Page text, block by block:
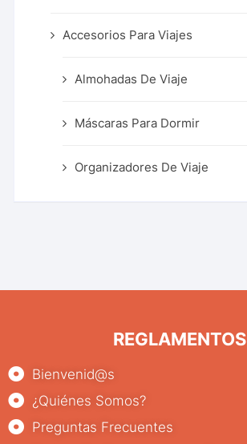
Accesorios Para Viajes
Almohadas De Viaje
Máscaras Para Dormir
Organizadores De Viaje
REGLAMENTOS
Bienvenid@s
¿Quiénes Somos?
Preguntas Frecuentes